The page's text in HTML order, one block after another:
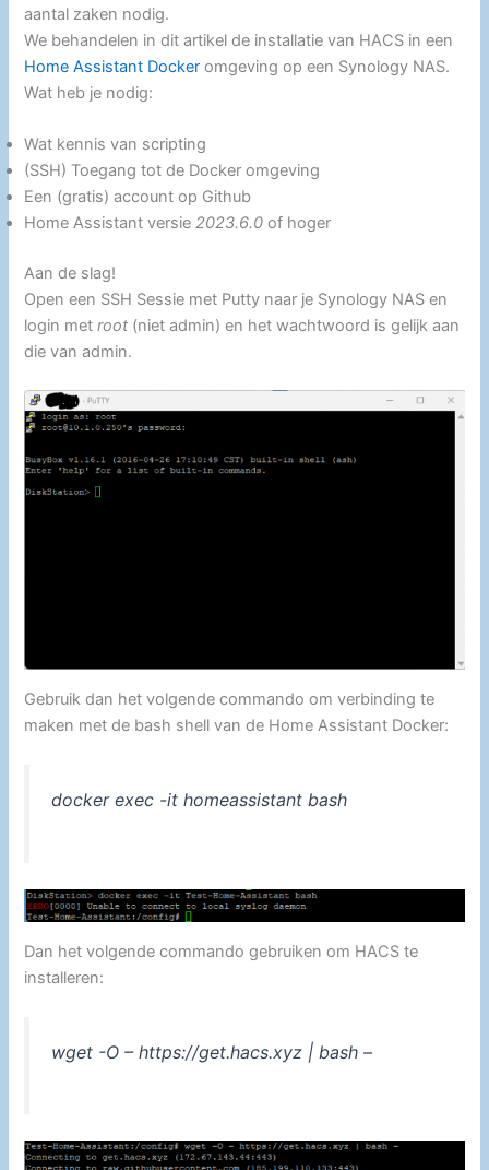
aantal zaken nodig.
We behandelen in dit artikel de installatie van HACS in een
Home Assistant Docker omgeving op een Synology NAS.
Wat heb je nodig:
Wat kennis van scripting
(SSH) Toegang tot de Docker omgeving
Een (gratis) account op Github
Home Assistant versie2023.6.0 of hoger
Aan de slag!
Open een SSH Sessie met Putty naar je Synology NAS en
login metroot (niet admin) en het wachtwoord is gelijk aan
die van admin.
Gebruik dan het volgende commando om verbinding te
maken met de bash shell van de Home Assistant Docker:
docker exec -it homeassistant bash
Dan het volgende commando gebruiken om HACS te
installeren:
wget -O – https://get.hacs.xyz | bash –